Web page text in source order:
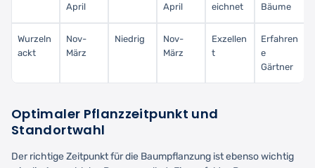
April
April
eichnet
Bäume
Wurzeln
ackt
Nov-
März
Niedrig
Nov-
März
Exzellen
t
Erfahren
e
Gärtner
Optimaler Pflanzzeitpunkt und
Standortwahl
Der richtige Zeitpunkt für die Baumpflanzung ist ebenso wichtig